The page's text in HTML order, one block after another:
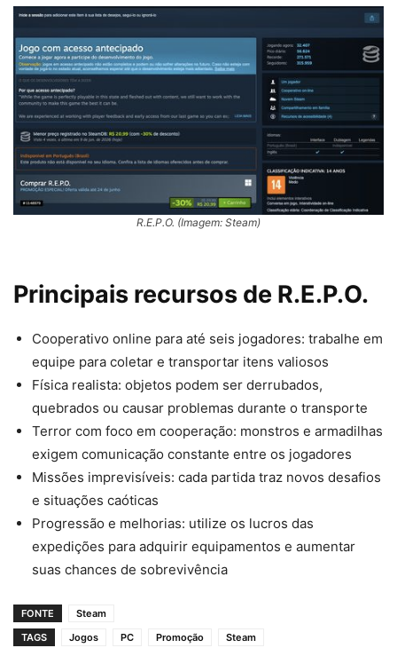
R.E.P.O. (Imagem: Steam)
Principais recursos de R.E.P.O.
Cooperativo online para até seis jogadores: trabalhe em
equipe para coletar e transportar itens valiosos
Física realista: objetos podem ser derrubados,
quebrados ou causar problemas durante o transporte
Terror com foco em cooperação: monstros e armadilhas
exigem comunicação constante entre os jogadores
Missões imprevisíveis: cada partida traz novos desafios
e situações caóticas
Progressão e melhorias: utilize os lucros das
expedições para adquirir equipamentos e aumentar
suas chances de sobrevivência
FONTE
Steam
TAGS
Jogos PC Promoção Steam